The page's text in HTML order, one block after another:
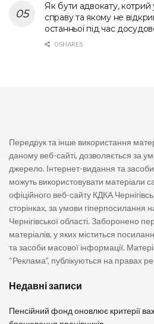
Як бути адвокату, котрий
справу та якому не
останньої під час
0 SHARES
Передрук та інше використання
даному веб-сайті, дозволяється за
джерело. Інтернет-видання та
можуть використовувати матеріали
офіційного веб-сайту КДКА
сторінках, за умови гіперпосилання
Чернігівської області. Заборонено
матеріалів, у яких міститься
та засоби масової інформації.
“Реклама”, публікуються на правах
Недавні записи
Пенсійний фонд оновлює критерії